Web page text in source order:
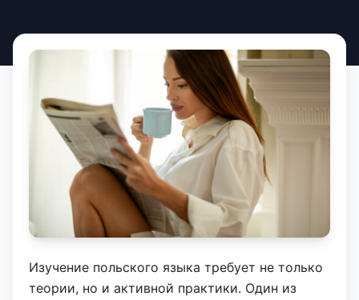
Изучение польского языка требует не только
теории, но и активной практики. Один из